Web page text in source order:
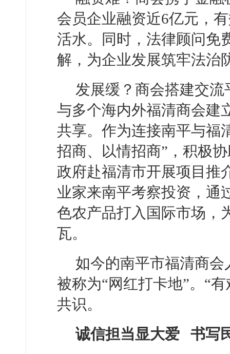
会员企业融资近6亿元，
活水。同时，法律顾问免
解，为企业发展筑牢法治
发展缓？商会搭建交
与多个海内外福清商会建
共享。作为连接南平与福
招商、以情招商”，积极
政府赴福清市开展项目推
业家来南平考察投资，通
色农产品打入国际市场，
瓦。
如今的南平市福清商
被称为“网红打卡地”。“
共识。
诚信担当显大爱 书写